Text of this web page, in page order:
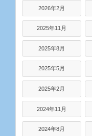
2026年2月
2025年11月
2025年8月
2025年5月
2025年2月
2024年11月
2024年8月